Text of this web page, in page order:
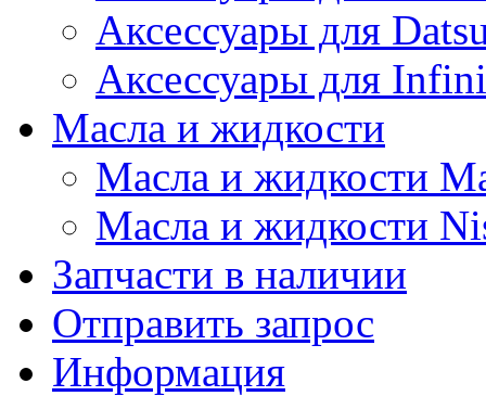
Аксессуары для
Аксессуары для
Масла и жидкости
Масла и жидкости
Масла и жидкости
Запчасти в наличии
Отправить запрос
Информация